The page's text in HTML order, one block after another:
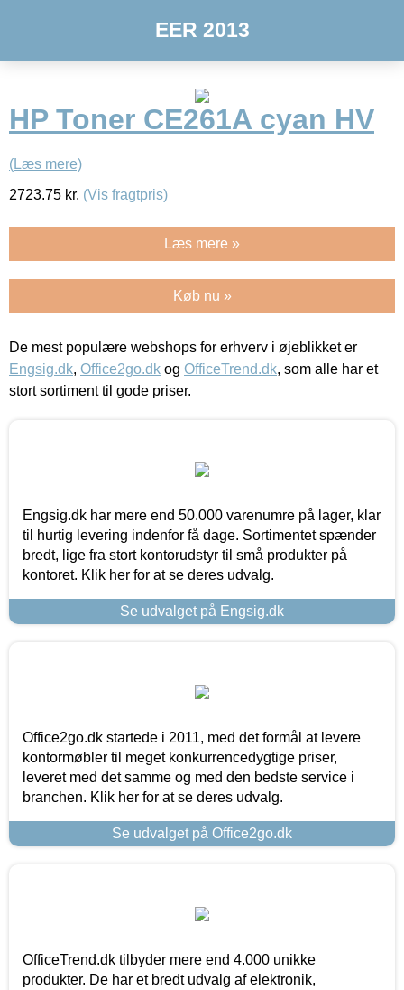
EER 2013
HP Toner CE261A cyan HV
(Læs mere)
2723.75 kr. (Vis fragtpris)
Læs mere »
Køb nu »
De mest populære webshops for erhverv i øjeblikket er
Engsig.dk, Office2go.dk og OfficeTrend.dk, som alle har et
stort sortiment til gode priser.
Engsig.dk har mere end 50.000 varenumre på lager, klar
til hurtig levering indenfor få dage. Sortimentet spænder
bredt, lige fra stort kontorudstyr til små produkter på
kontoret. Klik her for at se deres udvalg.
Se udvalget på Engsig.dk
Office2go.dk startede i 2011, med det formål at levere
kontormøbler til meget konkurrencedygtige priser,
leveret med det samme og med den bedste service i
branchen. Klik her for at se deres udvalg.
Se udvalget på Office2go.dk
OfficeTrend.dk tilbyder mere end 4.000 unikke
produkter. De har et bredt udvalg af elektronik,